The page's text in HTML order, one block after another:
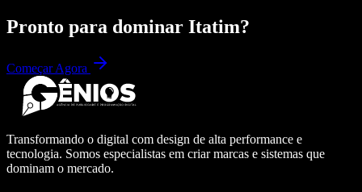
Pronto para dominar Itatim?
Começar Agora
Transformando o digital com design de alta performance e
tecnologia. Somos especialistas em criar marcas e sistemas que
dominam o mercado.